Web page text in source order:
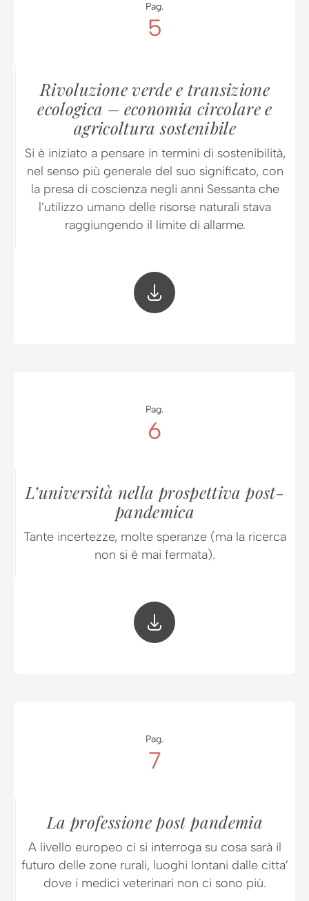
Pag.
5
Rivoluzione verde e transizione
ecologica – economia circolare e
agricoltura sostenibile
Si è iniziato a pensare in termini di sostenibilità,
nel senso più generale del suo significato, con
la presa di coscienza negli anni Sessanta che
l’utilizzo umano delle risorse naturali stava
raggiungendo il limite di allarme.
Pag.
6
L’università nella prospettiva post-
pandemica
Tante incertezze, molte speranze (ma la ricerca
non si è mai fermata).
Pag.
7
La professione post pandemia
A livello europeo ci si interroga su cosa sarà il
futuro delle zone rurali, luoghi lontani dalle citta’
dove i medici veterinari non ci sono più.